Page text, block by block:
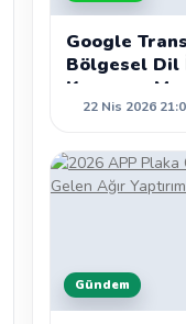
Google
Bölgesel Dil
Konuşma
22 Nis 2026
Gündem